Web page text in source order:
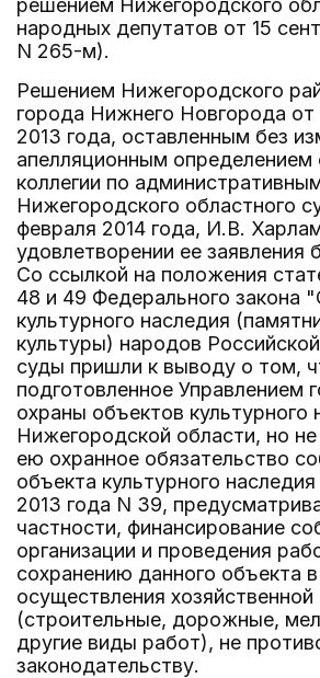
решением Нижегородского
народных депутатов от 15
N 265-м).
Решением Нижегородского
города Нижнего Новгорода от
2013 года, оставленным без
апелляционным определением
коллегии по
Нижегородского областного
февраля 2014 года, И.В.
удовлетворении ее заявления
Со ссылкой на положения
48 и 49 Федерального закона
культурного наследия
культуры) народов
суды пришли к выводу о том,
подготовленное Управлением
охраны объектов культурного
Нижегородской области, но
ею охранное обязательство
объекта культурного
2013 года N 39,
частности, финансирование
организации и проведения
сохранению данного объекта
осуществления
(строительные, дорожные,
другие виды работ), не
законодательству.